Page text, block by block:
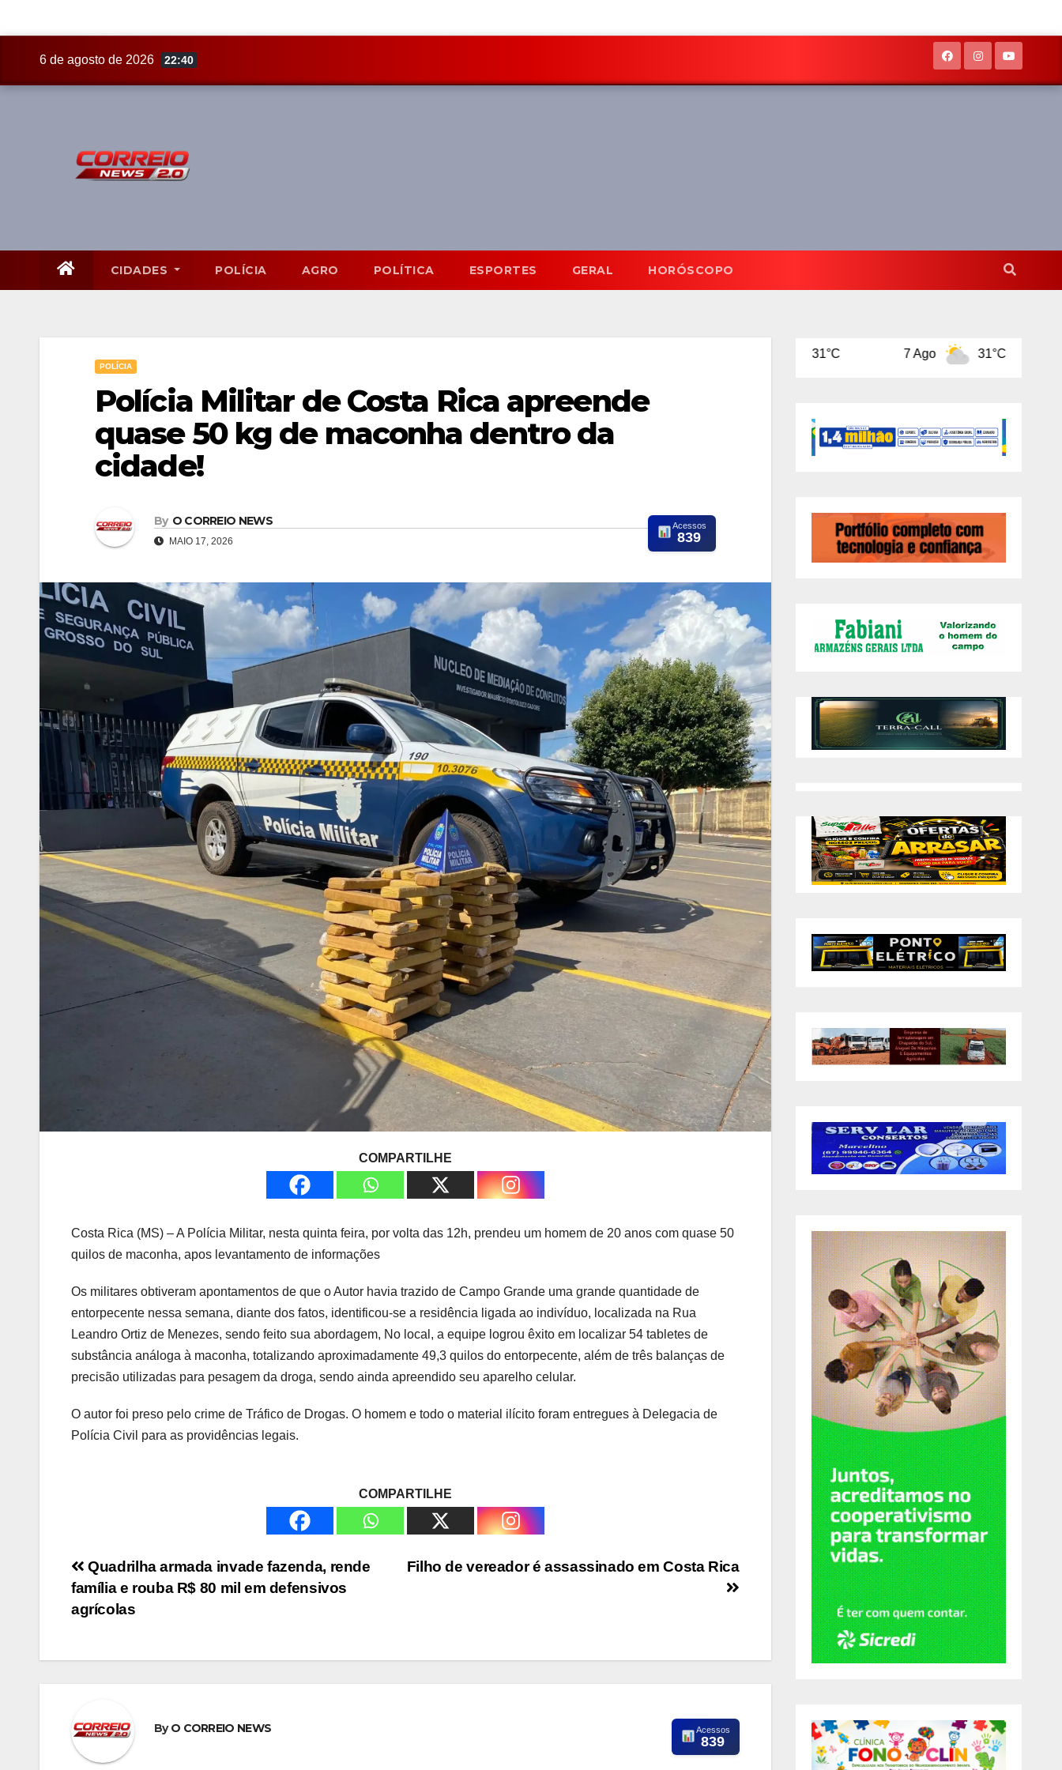
6 de agosto de 2026 22:40
CIDADES POLÍCIA AGRO POLÍTICA ESPORTES GERAL HORÓSCOPO
POLÍCIA
Polícia Militar de Costa Rica apreende
quase 50 kg de maconha dentro da
cidade!
By O CORREIO NEWS
MAIO 17, 2026
Acessos
839
COMPARTILHE
Costa Rica (MS) – A Polícia Militar, nesta quinta feira, por volta das 12h, prendeu um homem de 20 anos com quase 50
quilos de maconha, apos levantamento de informações
Os militares obtiveram apontamentos de que o Autor havia trazido de Campo Grande uma grande quantidade de
entorpecente nessa semana, diante dos fatos, identificou-se a residência ligada ao indivíduo, localizada na Rua
Leandro Ortiz de Menezes, sendo feito sua abordagem, No local, a equipe logrou êxito em localizar 54 tabletes de
substância análoga à maconha, totalizando aproximadamente 49,3 quilos do entorpecente, além de três balanças de
precisão utilizadas para pesagem da droga, sendo ainda apreendido seu aparelho celular.
O autor foi preso pelo crime de Tráfico de Drogas. O homem e todo o material ilícito foram entregues à Delegacia de
Polícia Civil para as providências legais.
COMPARTILHE
Navegação
de
Filho de vereador é assassinado em Costa Rica
Quadrilha armada invade fazenda, rende
família e rouba R$ 80 mil em defensivos
agrícolas
ByO CORREIO NEWS Acessos
839
7 Ago 31°C 8 Ago